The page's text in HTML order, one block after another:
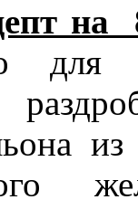
на